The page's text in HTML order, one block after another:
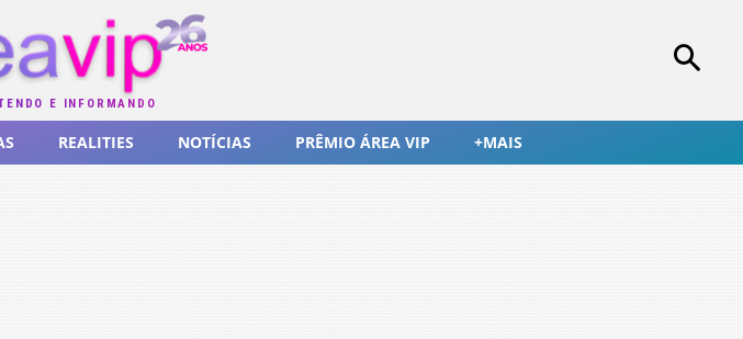
E INFORMANDO
REALITIES NOTÍCIAS PRÊMIO ÁREA VIP +MAIS